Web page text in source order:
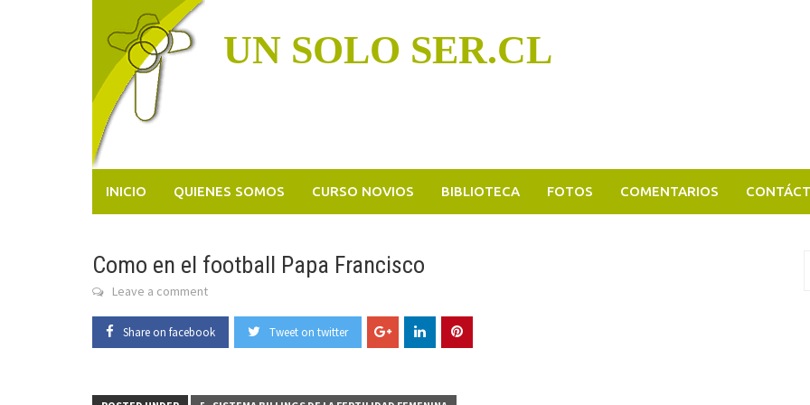
UN SOLO SER.CL
INICIO QUIENES SOMOS CURSO NOVIOS BIBLIOTECA FOTOS COMENTARIOS
Como en el football Papa Francisco
Leave a comment
Share on facebook Tweet on twitter